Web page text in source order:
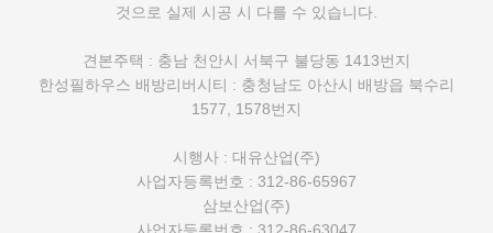
것으로 실제 시공 시 다를 수 있습니다.
견본주택 : 충남 천안시 서북구 불당동 1413번지
한성필하우스 배방리버시티 : 충청남도 아산시 배방읍 북수리
1577, 1578번지
시행사 : 대유산업(주)
사업자등록번호 : 312-86-65967
삼보산업(주)